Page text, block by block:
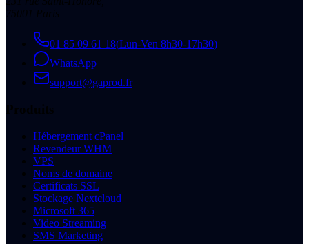
01 85 09 61 18(Lun-Ven 8h30-17h30)
WhatsApp
support@gaprod.fr
Hébergement cPanel
Revendeur WHM
VPS
Noms de domaine
Certificats SSL
Stockage Nextcloud
Microsoft 365
Video Streaming
SMS Marketing